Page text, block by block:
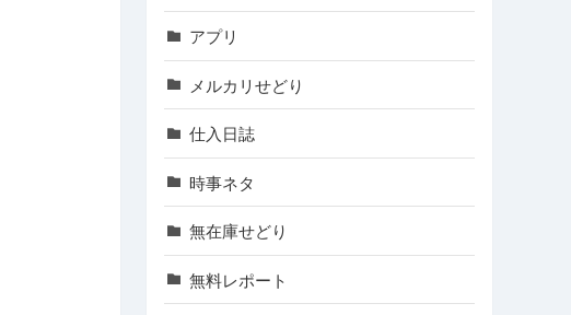
アプリ
メルカリせどり
仕入日誌
時事ネタ
無在庫せどり
無料レポート